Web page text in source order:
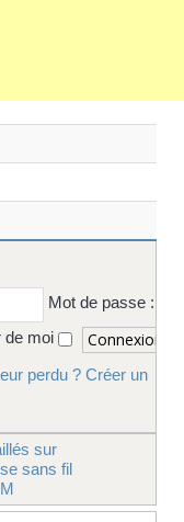
Mot de passe :
de moi
perdu ? Créer un
sur
sans fil